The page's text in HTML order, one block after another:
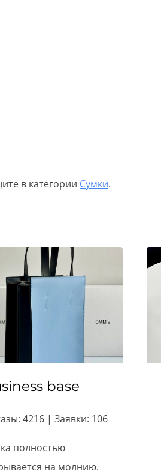
в категории Сумки.
base
4216 | Заявки: 106
полностью
на молнию.